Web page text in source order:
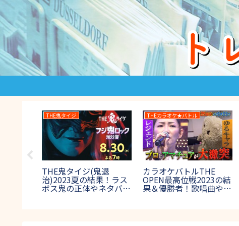
消えた天才
国母和宏が消えた天才
SPで現在世界一に!腰パ
ン騒動の真相を初告白!
27時間テレビ
27時間テレビ2023 マラ
ソンの結果速報！100キ
ロマラソンの優勝者や出